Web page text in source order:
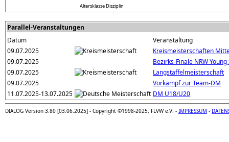
AltersklasseDisziplin
Parallel-Veranstaltungen
Datum
Veranstaltung
09.07.2025
Kreismeisterschaften
09.07.2025
Bezirks-Finale NRW
09.07.2025
Langstaffelmeisterschaft
09.07.2025
Vorkampf zur Team-DM
11.07.2025-13.07.2025
DM U18/U20
DIALOG Version 3.80 [03.06.2025] - Copyright ©1998-2025, FLVW e.V. - IMPRESSUM -